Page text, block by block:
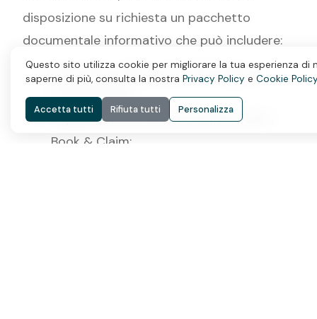
Questo sito utilizza cookie per migliorare la tua esperienza di
saperne di più, consulta la nostra Privacy Policy e Cookie Policy
Accetta tutti Rifiuta tutti Personalizza
disposizione su richiesta un pacchetto
documentale informativo che può includere:
descrizione del servizio DHL Express
GoGreen Plus;
inquadramento del meccanismo SAF /
Book & Claim;